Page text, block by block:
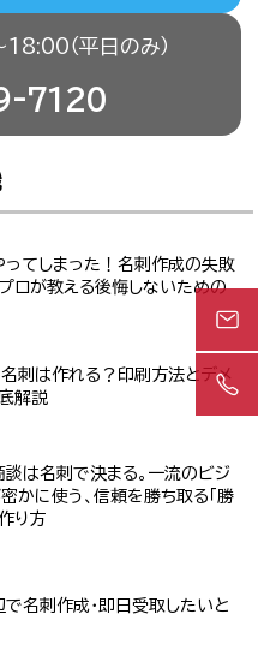
（平日のみ）
7120
ってしまった！名刺作成の失敗
ロが教える後悔しないための
刺は作れる？印刷方法とデメ
解説
は名刺で決まる。一流のビジ
かに使う、信頼を勝ち取る「勝
り方
名刺作成・即日受取したいと